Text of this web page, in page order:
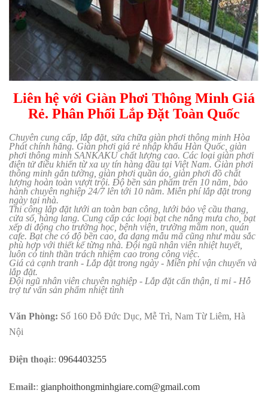
Liên hệ với Giàn Phơi Thông Minh Giá
Rẻ. Phân Phối Lắp Đặt Toàn Quốc
Chuyên cung cấp, lắp đặt, sửa chữa giàn phơi thông minh Hòa
Phát chính hãng. Giàn phơi giá rẻ nhập khẩu Hàn Quốc, giàn
phơi thông minh SANKAKU chất lượng cao. Các loại giàn phơi
điện tử điều khiển từ xa uy tín hàng đầu tại Việt Nam. Giàn phơi
thông minh gắn tường, giàn phơi quần áo, giàn phơi đồ chất
lượng hoàn toàn vượt trội. Độ bền sản phẩm trên 10 năm, bảo
hành chuyên nghiệp 24/7 lên tới 10 năm. Miễn phí lắp đặt trong
ngày tại nhà.
Thi công lắp đặt lưới an toàn ban công, lưới bảo vệ cầu thang,
cửa sổ, hàng lang. Cung cấp các loại bạt che nắng mưa cho, bạt
xếp di động cho trường học, bệnh viện, trường mầm non, quán
cafe. Bạt che có độ bền cao, đa dạng mẫu mã cũng như màu sắc
phù hợp với thiết kế từng nhà. Đội ngũ nhân viên nhiệt huyết,
luôn có tinh thần trách nhiệm cao trong công việc.
Giá cả cạnh tranh - Lắp đặt trong ngày - Miễn phí vận chuyển và
lắp đặt.
Đội ngũ nhân viên chuyên nghiệp - Lắp đặt cẩn thận, tỉ mỉ - Hỗ
trợ tư vấn sản phẩm nhiệt tình
Văn Phòng: Số 160 Đỗ Đức Dục, Mễ Trì, Nam Từ Liêm, Hà
Nội
Điện thoại:: 0964403255
Email:: gianphoithongminhgiare.com@gmail.com